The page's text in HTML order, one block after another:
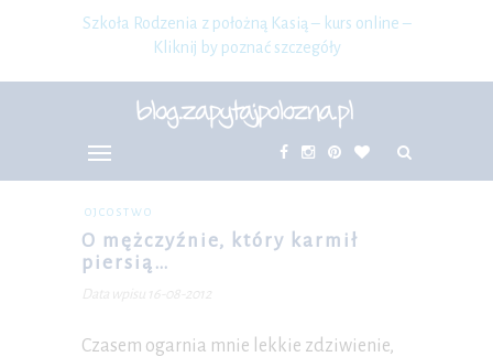
Szkoła Rodzenia z położną Kasią – kurs online –
Kliknij by poznać szczegóły
OJCOSTWO
O mężczyźnie, który karmił
piersią…
Data wpisu 16-08-2012
Czasem ogarnia mnie lekkie zdziwienie,